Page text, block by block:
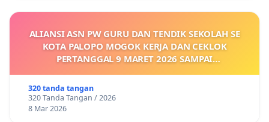
ALIANSI ASN PW GURU DAN TENDIK SEKOLAH SE
KOTA PALOPO MOGOK KERJA DAN CEKLOK
PERTANGGAL 9 MARET 2026 SAMPAI
KEJELASAN SUMBER GAJI POKOK
320 tanda tangan
320 Tanda Tangan / 2026
8 Mar 2026